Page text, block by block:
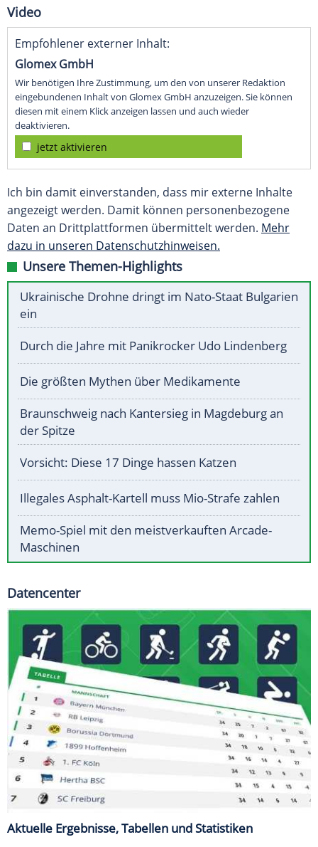
Video
Empfohlener externer Inhalt:
Glomex GmbH
Wir benötigen Ihre Zustimmung, um den von unserer Redaktion
eingebundenen Inhalt von Glomex GmbH anzuzeigen. Sie können
diesen mit einem Klick anzeigen lassen und auch wieder
deaktivieren.
jetzt aktivieren
Ich bin damit einverstanden, dass mir externe Inhalte
angezeigt werden. Damit können personenbezogene
Daten an Drittplattformen übermittelt werden. Mehr
dazu in unseren Datenschutzhinweisen.
Unsere Themen-Highlights
Ukrainische Drohne dringt im Nato-Staat Bulgarien
ein
Durch die Jahre mit Panikrocker Udo Lindenberg
Die größten Mythen über Medikamente
Braunschweig nach Kantersieg in Magdeburg an
der Spitze
Vorsicht: Diese 17 Dinge hassen Katzen
Illegales Asphalt-Kartell muss Mio-Strafe zahlen
Memo-Spiel mit den meistverkauften Arcade-
Maschinen
Datencenter
Aktuelle Ergebnisse, Tabellen und Statistiken